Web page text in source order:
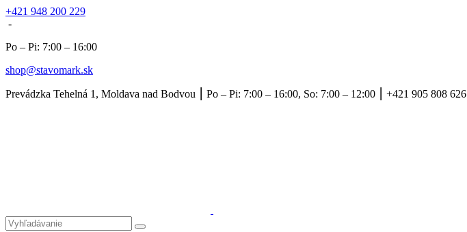
+421 948 200 229
-
Po – Pi: 7:00 – 16:00
shop@stavomark.sk
Prevádzka Tehelná 1, Moldava nad Bodvou ⎮ Po – Pi: 7:00 – 16:00, So: 7:00 – 12:00 ⎮ +421 905 808 626